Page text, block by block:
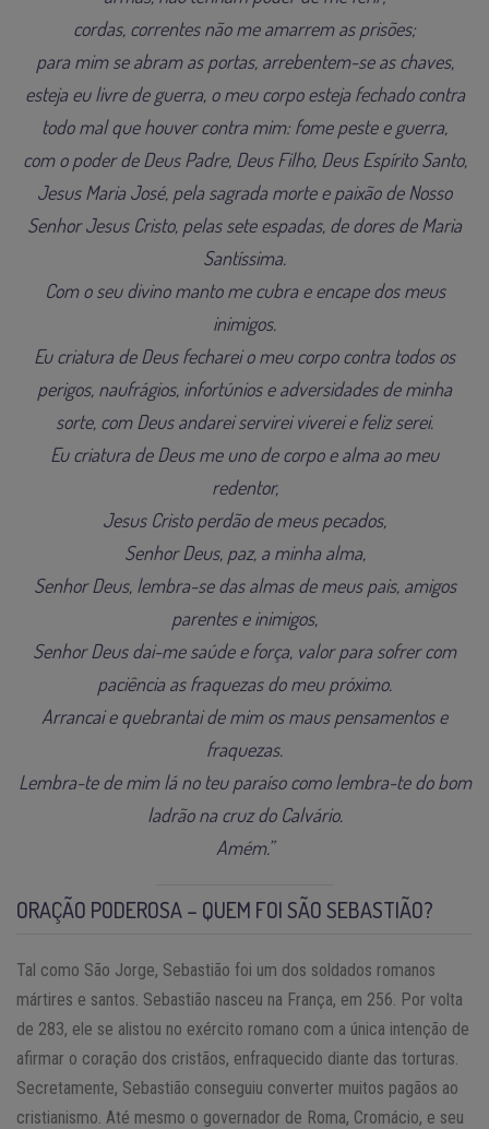
cordas, correntes não me amarrem as prisões;
para mim se abram as portas, arrebentem-se as chaves,
esteja eu livre de guerra, o meu corpo esteja fechado contra
todo mal que houver contra mim: fome peste e guerra,
com o poder de Deus Padre, Deus Filho, Deus Espírito Santo,
Jesus Maria José, pela sagrada morte e paixão de Nosso
Senhor Jesus Cristo, pelas sete espadas, de dores de Maria
Santíssima.
Com o seu divino manto me cubra e encape dos meus
inimigos.
Eu criatura de Deus fecharei o meu corpo contra todos os
perigos, naufrágios, infortúnios e adversidades de minha
sorte, com Deus andarei servirei viverei e feliz serei.
Eu criatura de Deus me uno de corpo e alma ao meu
redentor,
Jesus Cristo perdão de meus pecados,
Senhor Deus, paz, a minha alma,
Senhor Deus, lembra-se das almas de meus pais, amigos
parentes e inimigos,
Senhor Deus dai-me saúde e força, valor para sofrer com
paciência as fraquezas do meu próximo.
Arrancai e quebrantai de mim os maus pensamentos e
fraquezas.
Lembra-te de mim lá no teu paraíso como lembra-te do bom
ladrão na cruz do Calvário.
Amém.”
ORAÇÃO PODEROSA – QUEM FOI SÃO SEBASTIÃO?
Tal como São Jorge, Sebastião foi um dos soldados romanos
mártires e santos. Sebastião nasceu na França, em 256. Por volta
de 283, ele se alistou no exército romano com a única intenção de
afirmar o coração dos cristãos, enfraquecido diante das torturas.
Secretamente, Sebastião conseguiu converter muitos pagãos ao
cristianismo. Até mesmo o governador de Roma, Cromácio, e seu